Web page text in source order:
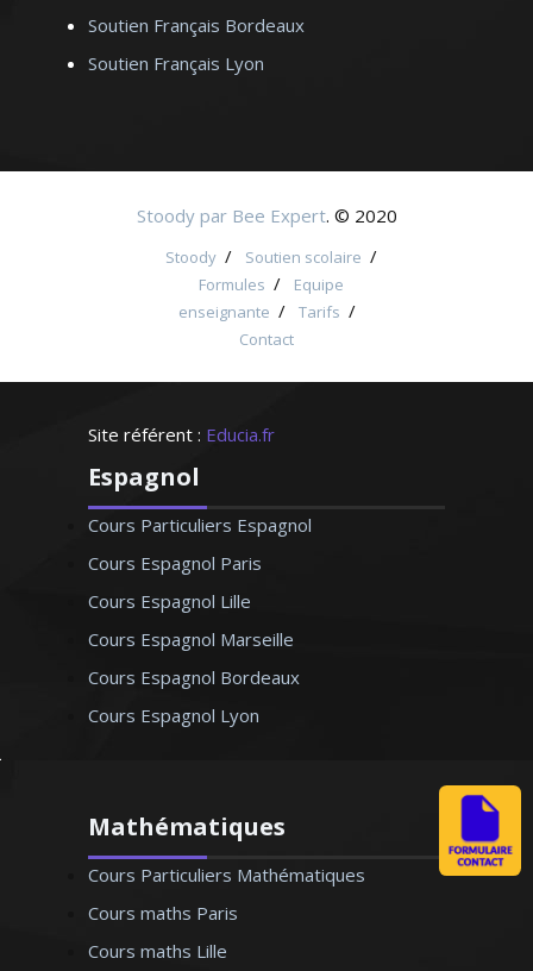
Soutien Français Bordeaux
Soutien Français Lyon
Stoody par Bee Expert. © 2020
Stoody / Soutien scolaire /
Formules /
Equipe
enseignante / Tarifs /
Contact
Site référent : Educia.fr
Espagnol
Cours Particuliers Espagnol
Cours Espagnol Paris
Cours Espagnol Lille
Cours Espagnol Marseille
Cours Espagnol Bordeaux
Cours Espagnol Lyon
Mathématiques
Cours Particuliers Mathématiques
Cours maths Paris
Cours maths Lille